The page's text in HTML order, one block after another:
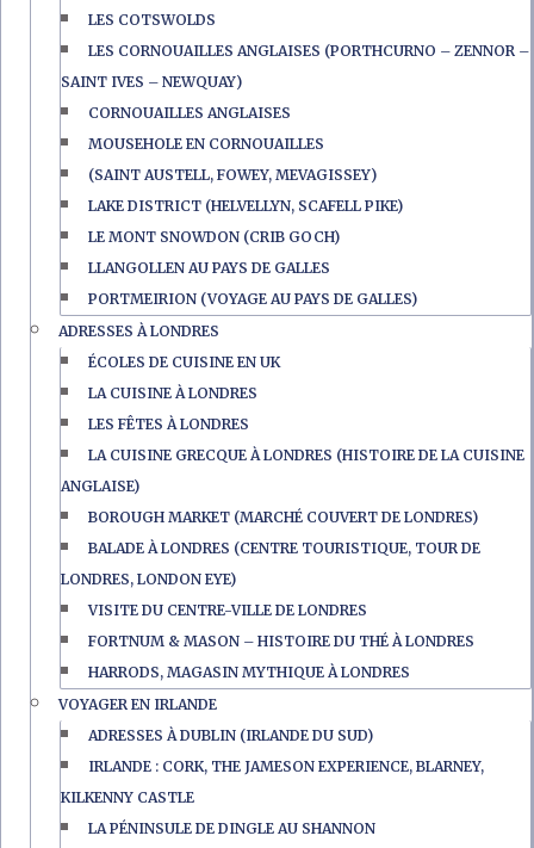
LES COTSWOLDS
LES CORNOUAILLES ANGLAISES (PORTHCURNO – ZENNOR –
SAINT IVES – NEWQUAY)
CORNOUAILLES ANGLAISES
MOUSEHOLE EN CORNOUAILLES
(SAINT AUSTELL, FOWEY, MEVAGISSEY)
LAKE DISTRICT (HELVELLYN, SCAFELL PIKE)
LE MONT SNOWDON (CRIB GOCH)
LLANGOLLEN AU PAYS DE GALLES
PORTMEIRION (VOYAGE AU PAYS DE GALLES)
ADRESSES À LONDRES
ÉCOLES DE CUISINE EN UK
LA CUISINE À LONDRES
LES FÊTES À LONDRES
LA CUISINE GRECQUE À LONDRES (HISTOIRE DE LA CUISINE
ANGLAISE)
BOROUGH MARKET (MARCHÉ COUVERT DE LONDRES)
BALADE À LONDRES (CENTRE TOURISTIQUE, TOUR DE
LONDRES, LONDON EYE)
VISITE DU CENTRE-VILLE DE LONDRES
FORTNUM & MASON – HISTOIRE DU THÉ À LONDRES
HARRODS, MAGASIN MYTHIQUE À LONDRES
VOYAGER EN IRLANDE
ADRESSES À DUBLIN (IRLANDE DU SUD)
IRLANDE : CORK, THE JAMESON EXPERIENCE, BLARNEY,
KILKENNY CASTLE
LA PÉNINSULE DE DINGLE AU SHANNON